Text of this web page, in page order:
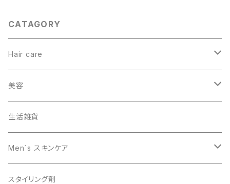
CATAGORY
Hair care
ヘアカラー
美容
オーガニック
スキャルプケア
生活雑貨
Men´s スキンケア
男性美容
スタイリング剤